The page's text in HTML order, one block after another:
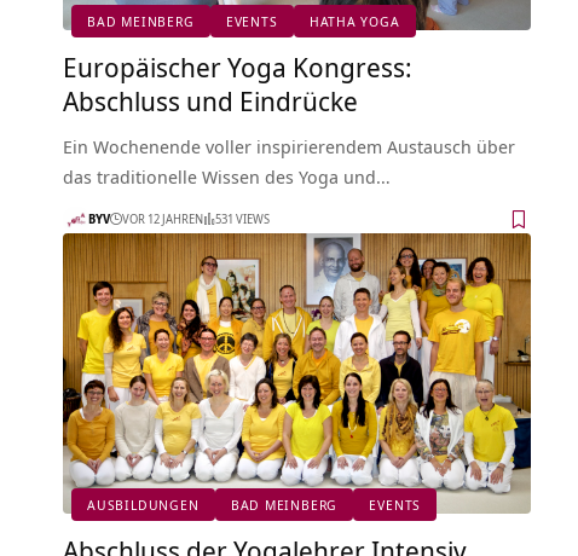
BAD MEINBERG EVENTS HATHA YOGA
Europäischer Yoga Kongress:
Abschluss und Eindrücke
Ein Wochenende voller inspirierendem Austausch über
das traditionelle Wissen des Yoga und…
BYV VOR 12 JAHREN 531 VIEWS
AUSBILDUNGEN BAD MEINBERG EVENTS